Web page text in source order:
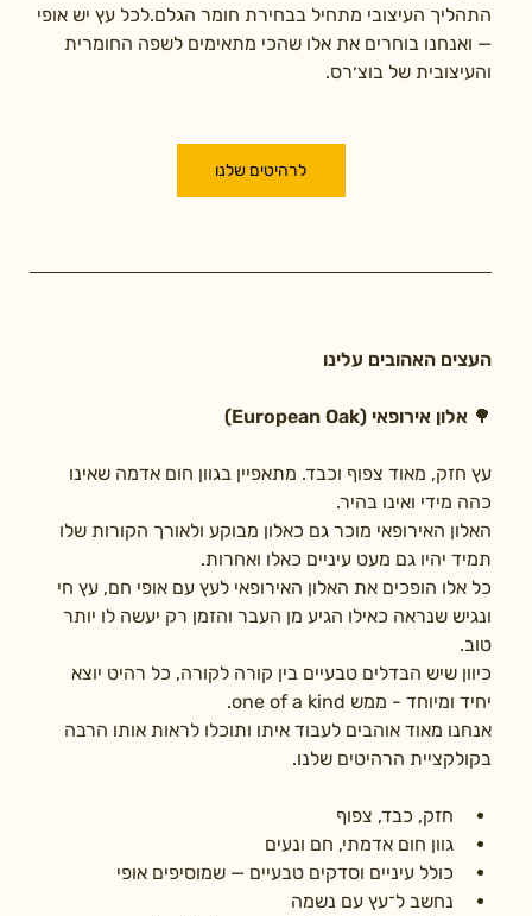
התהליך העיצובי מתחיל בבחירת חומר הגלם.לכל עץ יש אופי
— ואנחנו בוחרים את אלו שהכי מתאימים לשפה החומרית
והעיצובית של בוצ׳רס.
לרהיטים שלנו
העצים האהובים עלינו
🌳 אלון אירופאי (European Oak)
עץ חזק, מאוד צפוף וכבד. מתאפיין בגוון חום אדמה שאינו
כהה מידי ואינו בהיר.
האלון האירופאי מוכר גם כאלון מבוקע ולאורך הקורות שלו
תמיד יהיו גם מעט עיניים כאלו ואחרות.
כל אלו הופכים את האלון האירופאי לעץ עם אופי חם, עץ חי
ונגיש שנראה כאילו הגיע מן העבר והזמן רק יעשה לו יותר
טוב.
כיוון שיש הבדלים טבעיים בין קורה לקורה, כל רהיט יוצא
יחיד ומיוחד - ממש one of a kind.
אנחנו מאוד אוהבים לעבוד איתו ותוכלו לראות אותו הרבה
בקולקציית הרהיטים שלנו.
חזק, כבד, צפוף
גוון חום אדמתי, חם ונעים
כולל עיניים וסדקים טבעיים — שמוסיפים אופי
נחשב ל־עץ עם נשמה